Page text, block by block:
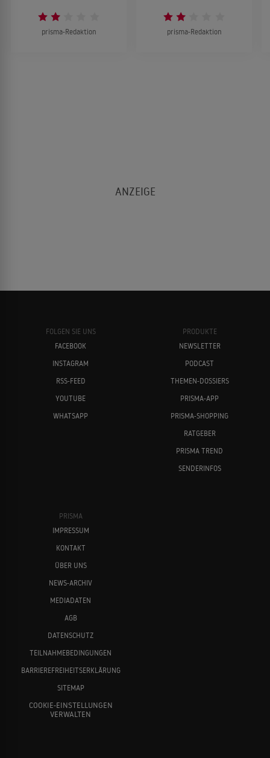
prisma-Redaktion prisma-Redaktion
FOLGEN SIE UNS
FACEBOOK
INSTAGRAM
RSS-FEED
YOUTUBE
WHATSAPP
PRODUKTE
NEWSLETTER
PODCAST
THEMEN-DOSSIERS
PRISMA-APP
PRISMA-SHOPPING
RATGEBER
PRISMA TREND
SENDERINFOS
PRISMA
IMPRESSUM
KONTAKT
ÜBER UNS
NEWS-ARCHIV
MEDIADATEN
AGB
DATENSCHUTZ
TEILNAHMEBEDINGUNGEN
BARRIEREFREIHEITSERKLÄRUNG
SITEMAP
COOKIE-EINSTELLUNGEN
VERWALTEN